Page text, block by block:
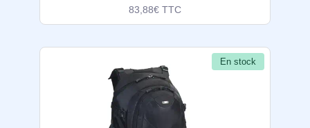
83,88€ TTC
En stock